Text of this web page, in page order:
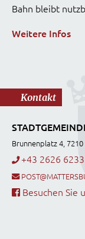
Bahn bleibt
Weitere Infos
Kontakt
Brunnenplatz 4,
+43 2626
Besuchen Sie